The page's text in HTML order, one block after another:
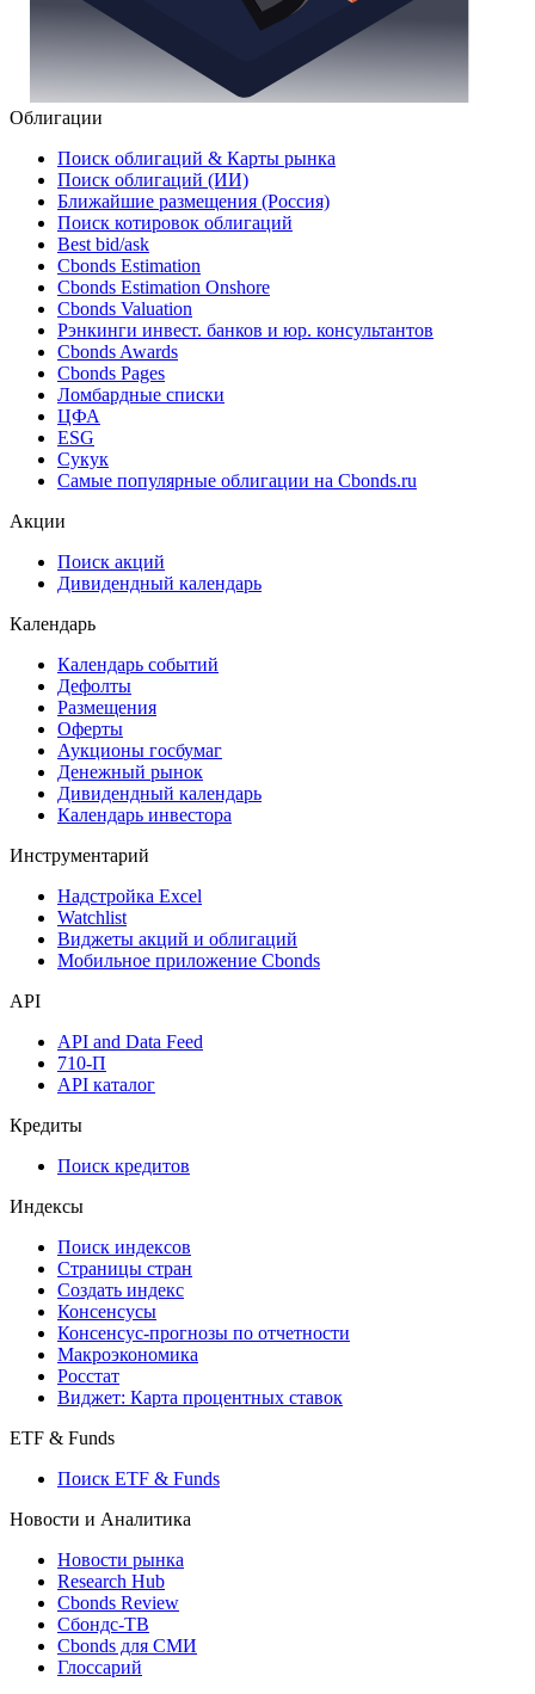
Облигации
Поиск облигаций & Карты рынка
Поиск облигаций (ИИ)
Ближайшие размещения (Россия)
Поиск котировок облигаций
Best bid/ask
Cbonds Estimation
Cbonds Estimation Onshore
Cbonds Valuation
Рэнкинги инвест. банков и юр. консультантов
Cbonds Awards
Cbonds Pages
Ломбардные списки
ESG
Самые популярные облигации на Cbonds.ru
Дивидендный календарь
Календарь
Календарь событий
Дефолты
Размещения
Оферты
Денежный рынок
Календарь инвестора
Инструментарий
Мобильное приложение Cbonds
API
API and Data Feed
API каталог
Кредиты
Поиск кредитов
Индексы
Поиск индексов
Страницы стран
Создать индекс
Консенсусы
Макроэкономика
Виджет: Карта процентных ставок
ETF & Funds
Поиск ETF & Funds
Новости и Аналитика
Новости рынка
Research Hub